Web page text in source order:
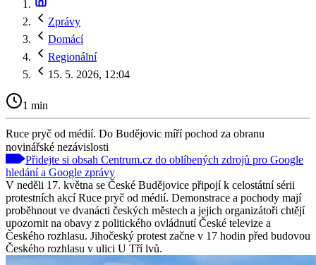
Zprávy
Domácí
Regionální
15. 5. 2026, 12:04
1 min
Ruce pryč od médií. Do Budějovic míří pochod za obranu
novinářské nezávislosti
Přidejte si obsah Centrum.cz do oblíbených zdrojů pro Google
hledání a Google zprávy
V neděli 17. května se České Budějovice připojí k celostátní sérii
protestních akcí Ruce pryč od médií. Demonstrace a pochody mají
proběhnout ve dvanácti českých městech a jejich organizátoři chtějí
upozornit na obavy z politického ovládnutí České televize a
Českého rozhlasu. Jihočeský protest začne v 17 hodin před budovou
Českého rozhlasu v ulici U Tří lvů.